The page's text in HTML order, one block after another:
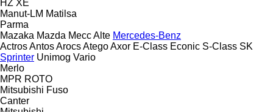
HZ XE
Manut-LM Matilsa
Parma
Mazaka Mazda Mecc Alte Mercedes-Benz
ActrosAntosArocsAtegoAxor E-Class Econic S-Class SK
Sprinter Unimog Vario
Merlo
MPR ROTO
Mitsubishi Fuso
Canter